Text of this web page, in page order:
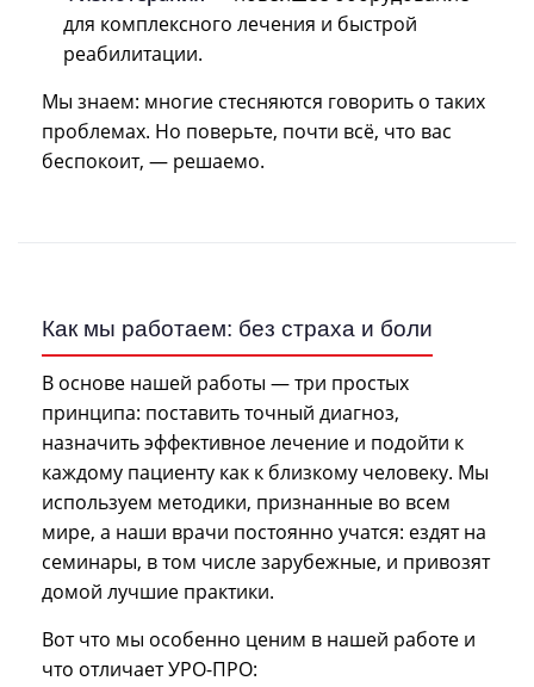
для комплексного лечения и быстрой
реабилитации.
Мы знаем: многие стесняются говорить о таких
проблемах. Но поверьте, почти всё, что вас
беспокоит, — решаемо.
Как мы работаем: без страха и боли
В основе нашей работы — три простых
принципа: поставить точный диагноз,
назначить эффективное лечение и подойти к
каждому пациенту как к близкому человеку. Мы
используем методики, признанные во всем
мире, а наши врачи постоянно учатся: ездят на
семинары, в том числе зарубежные, и привозят
домой лучшие практики.
Вот что мы особенно ценим в нашей работе и
что отличает УРО-ПРО: